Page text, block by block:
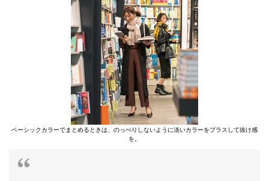
ベーシックカラーでまとめるときは、のっぺりしないように淡いカラーをプラスして抜け感
を。